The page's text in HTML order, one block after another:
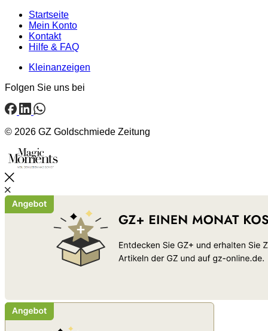
Startseite
Mein Konto
Kontakt
Hilfe & FAQ
Kleinanzeigen
Folgen Sie uns bei
© 2026 GZ Goldschmiede Zeitung
Schließen